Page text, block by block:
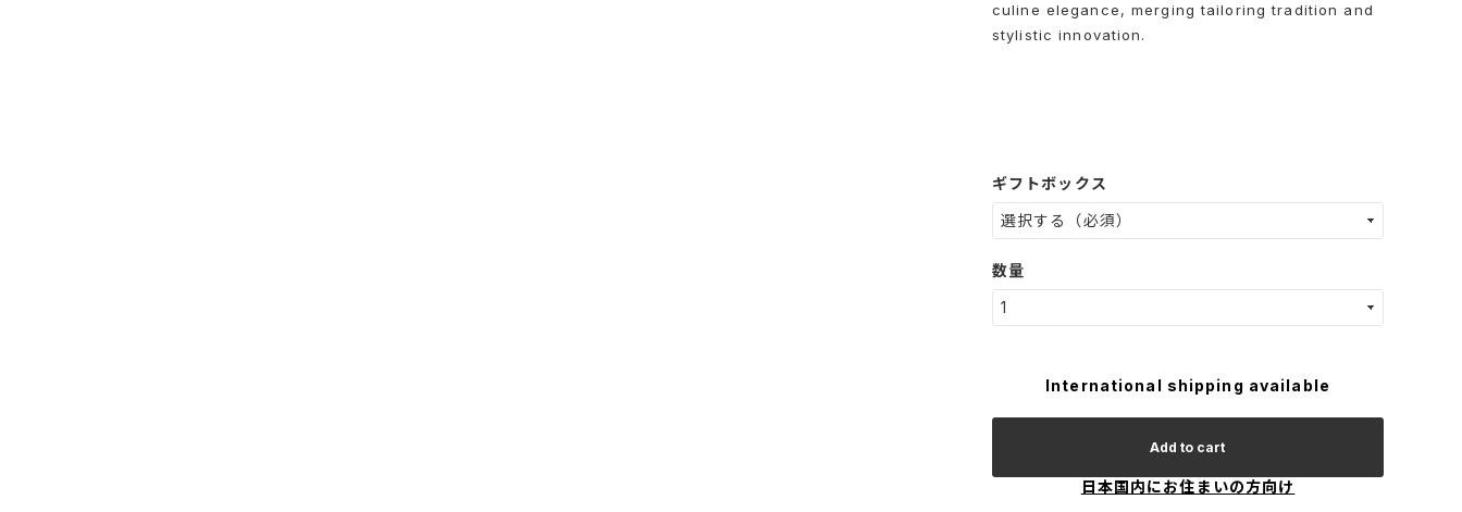
culine elegance, merging tailoring tradition and
stylistic innovation.
ギフトボックス
数量
International shipping available
Add to cart
日本国内にお住まいの方向け